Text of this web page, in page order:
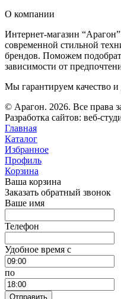
О компании
Интернет-магазин
современной стильной
брендов. Поможем
зависимости от
Мы гарантируем качество
© Арагон. 2026. Все права
Разработка сайтов: веб-
Главная
Каталог
Избранное
Профиль
Корзина
Ваша корзина
Заказать обратный звонок
Ваше имя
Телефон
Удобное время c
по
Отправить